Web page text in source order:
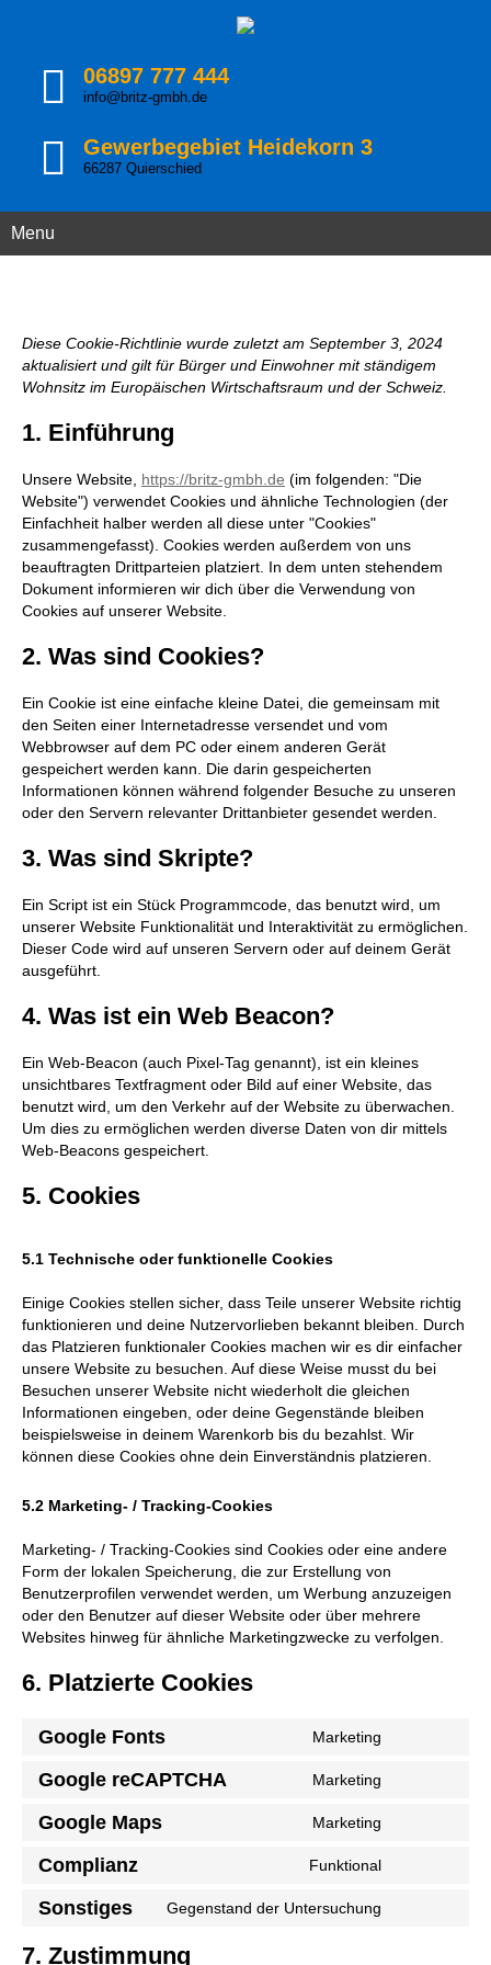
06897 777 444
info@britz-gmbh.de
Gewerbegebiet Heidekorn 3
66287 Quierschied
Menu
Diese Cookie-Richtlinie wurde zuletzt am September 3, 2024
aktualisiert und gilt für Bürger und Einwohner mit ständigem
Wohnsitz im Europäischen Wirtschaftsraum und der Schweiz.
1. Einführung
Unsere Website, https://britz-gmbh.de (im folgenden: "Die
Website") verwendet Cookies und ähnliche Technologien (der
Einfachheit halber werden all diese unter "Cookies"
zusammengefasst). Cookies werden außerdem von uns
beauftragten Drittparteien platziert. In dem unten stehendem
Dokument informieren wir dich über die Verwendung von
Cookies auf unserer Website.
2. Was sind Cookies?
Ein Cookie ist eine einfache kleine Datei, die gemeinsam mit
den Seiten einer Internetadresse versendet und vom
Webbrowser auf dem PC oder einem anderen Gerät
gespeichert werden kann. Die darin gespeicherten
Informationen können während folgender Besuche zu unseren
oder den Servern relevanter Drittanbieter gesendet werden.
3. Was sind Skripte?
Ein Script ist ein Stück Programmcode, das benutzt wird, um
unserer Website Funktionalität und Interaktivität zu ermöglichen.
Dieser Code wird auf unseren Servern oder auf deinem Gerät
ausgeführt.
4. Was ist ein Web Beacon?
Ein Web-Beacon (auch Pixel-Tag genannt), ist ein kleines
unsichtbares Textfragment oder Bild auf einer Website, das
benutzt wird, um den Verkehr auf der Website zu überwachen.
Um dies zu ermöglichen werden diverse Daten von dir mittels
Web-Beacons gespeichert.
5. Cookies
5.1 Technische oder funktionelle Cookies
Einige Cookies stellen sicher, dass Teile unserer Website richtig
funktionieren und deine Nutzervorlieben bekannt bleiben. Durch
das Platzieren funktionaler Cookies machen wir es dir einfacher
unsere Website zu besuchen. Auf diese Weise musst du bei
Besuchen unserer Website nicht wiederholt die gleichen
Informationen eingeben, oder deine Gegenstände bleiben
beispielsweise in deinem Warenkorb bis du bezahlst. Wir
können diese Cookies ohne dein Einverständnis platzieren.
5.2 Marketing- / Tracking-Cookies
Marketing- / Tracking-Cookies sind Cookies oder eine andere
Form der lokalen Speicherung, die zur Erstellung von
Benutzerprofilen verwendet werden, um Werbung anzuzeigen
oder den Benutzer auf dieser Website oder über mehrere
Websites hinweg für ähnliche Marketingzwecke zu verfolgen.
6. Platzierte Cookies
Google Fonts Marketing
Google reCAPTCHA Marketing
Google Maps Marketing
Complianz Funktional
Sonstiges Gegenstand der Untersuchung
7. Zustimmung